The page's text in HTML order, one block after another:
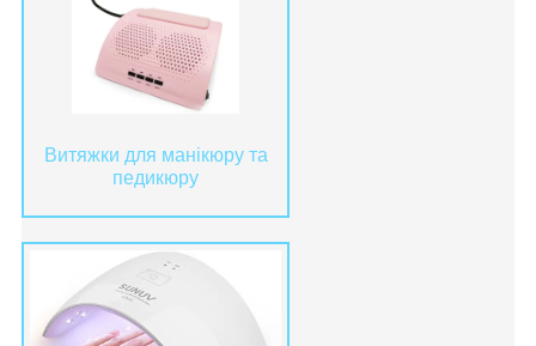
Витяжки для манікюру та
педикюру